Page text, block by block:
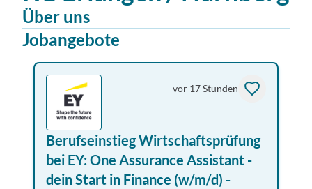
Über uns
Jobangebote
vor 17 Stunden
Berufseinstieg Wirtschaftsprüfung
bei EY: One Assurance Assistant -
dein Start in Finance (w/m/d) -